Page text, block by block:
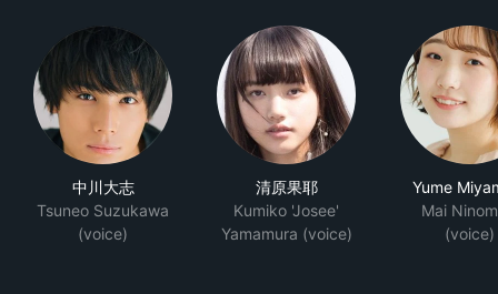
中川大志
Tsuneo Suzukawa
(voice)
清原果耶
Kumiko 'Josee'
Yamamura (voice)
Yume
Mai
(voice)